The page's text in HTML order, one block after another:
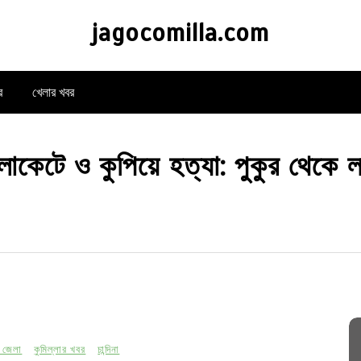
jagocomilla.com
খেলার খবর
গলাকেটে ও কুপিয়ে হত্যা: পুকুর থেকে
কুমিল্লার খবর চান্দিনা